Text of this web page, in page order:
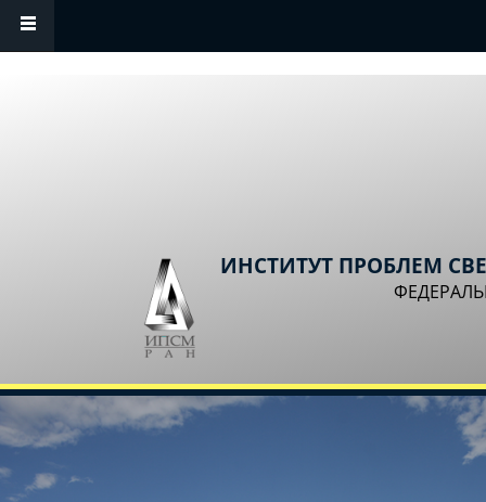
Перейти к основному содержанию
ИНСТИТУТ ПРОБЛЕМ